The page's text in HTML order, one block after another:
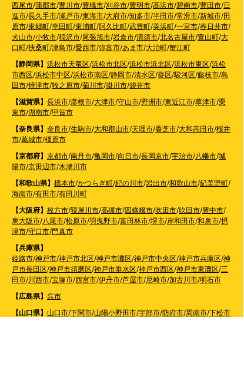
西尾市/蒲郡市/豊川市/豊橋市/刈谷市/豊明市/高浜市/碧南市/豊田市/日
進市/長久手市/瀬戸市/東海市/大府市/知多市/半田市/常滑市/新城市/田
原市/東郷町/幸田町/東浦町/阿久比町/武豊町/美浜町/一宮市/春日井市/
犬山市/小牧市/稲沢市/尾張旭市/岩倉市/清須市/北名古屋市/豊山町/大
口町/扶桑町/津島市/愛西市/弥富市/あま市/大治町/蟹江町
【静岡県】 浜松市天竜区/浜松市北区/浜松市浜北区/浜松市東区/浜松
市西区/浜松市中区/浜松市南区/静岡市/清水区/葵区/駿河区/藤枝市/島
田市/焼津市/牧之原市/菊川市/掛川市/袋井市
【滋賀県】 長浜市/彦根市/大津市/守山市/野洲市/東近江市/草津市/栗
東市/湖南市/甲賀市
【奈良県】 奈良市/生駒市/大和郡山市/天理市/香芝市/大和高田市/桜井
市/葛城市/橿原市
【京都府】 京都市/南丹市/亀岡市/向日市/長岡京市/宇治市/八幡市/城
陽市/京田辺市/木津川市
【和歌山県】 橋本市/かつらぎ町/紀の川市/岩出市/和歌山市/紀美野町/
海南市/有田市/有田川町
【大阪府】 枚方市/寝屋川市/高槻市/四條畷市/吹田市/吹田市/豊中市/
東大阪市/八尾市/松原市/羽曳野市/富田林市/堺市/岸和田市/和泉市/摂
津市/守口市/門真市
【兵庫県】
姫路市/神戸市/神戸市北区/神戸市灘区/神戸市中央区/神戸市兵庫区/神
戸市長田区/神戸市須磨区/神戸市垂水区/神戸市西区/神戸市東灘区/三
田市/川西市/宝塚市/西宮市/伊丹市/芦屋市/尼崎市/加古川市/明石市
【広島県】 呉市
【山口県】 山口市/下関市/山陽小野田市/宇部市/防府市/周南市/下松市